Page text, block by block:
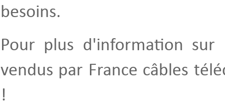
besoins.
Pour plus d'information sur
vendus par France câbles
!